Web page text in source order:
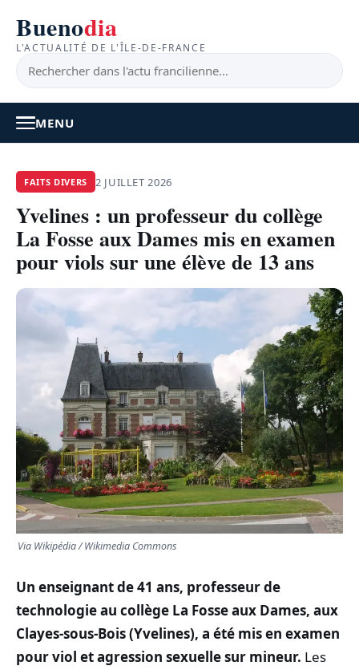
Buenodia
L'ACTUALITÉ DE L'ÎLE-DE-FRANCE
MENU
ACTUALITÉ
BONS PLANS
FEEL GOOD
FAITS DIVERS
TRANSPORTS
ÉCONOMIE
POLITIQUE
SPORT
SCIENCES & TECH
FAITS DIVERS 2 JUILLET 2026
Yvelines : un professeur du collège
La Fosse aux Dames mis en examen
pour viols sur une élève de 13 ans
Via Wikipédia / Wikimedia Commons
Un enseignant de 41 ans, professeur de
technologie au collège La Fosse aux Dames, aux
Clayes-sous-Bois (Yvelines), a été mis en examen
pour viol et agression sexuelle sur mineur. Les